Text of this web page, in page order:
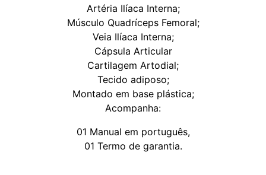
Artéria Ilíaca Interna;
Músculo Quadríceps Femoral;
Veia Ilíaca Interna;
Cápsula Articular
Cartilagem Artodial;
Tecido adiposo;
Montado em base plástica;
Acompanha:
01 Manual em português,
01 Termo de garantia.